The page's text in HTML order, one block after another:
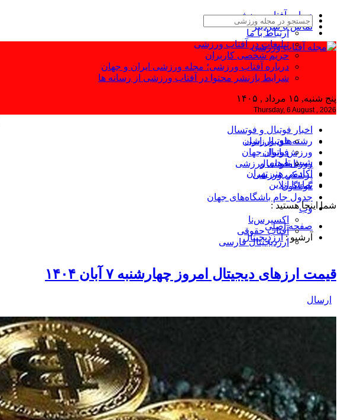
درباره آفتاب ورزشی
تماس با سردبیر
ارتباط با ما
تبلیغات در آفتاب ورزشی
حریم شخصی کاربران
درباره آفتاب ورزشی؛ مجله ورزشی ایران و جهان
شرایط بازنشر محتوا در آفتاب ورزشی از رسانه ها
پنج شنبه, ۱۵ مرداد , ۱۴۰۵
Thursday, 6 August , 2026
اخبار فوتبال و فوتسال
فوتبال ایران
فوتبال جهان
فوتسال
رشته‌های ورزشی
ورزش بانوان
روزنامه‌های ورزشی
پزشکی ورزشی
گوناگون
جدول جام باشگاه‌های جهان
وب
اکسپرس‌نا
آفتاب حقوقی
ارزدیجیتال فارسی
شیش‌تا
آکادمی هنر تهران
تماشا آنلاین
شما اینجا هستید :
صفحه اصلی
آرشیو :ارزدیجیتال
قیمت ارز‌های دیجیتال امروز چهارشنبه ۷ آبان ۱۴۰۴
ارسال